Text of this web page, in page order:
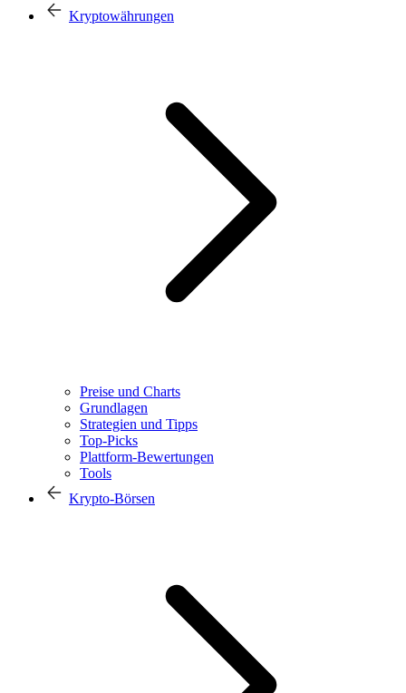
Kryptowährungen
Preise und Charts
Grundlagen
Strategien und Tipps
Top-Picks
Plattform-Bewertungen
Tools
Krypto-Börsen